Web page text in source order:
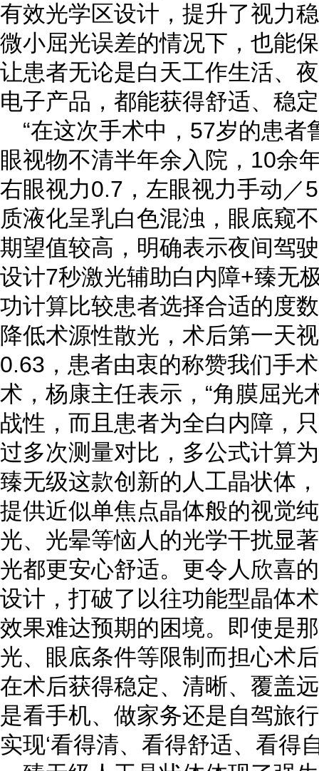
有效光学区设计，提升了视力
微小屈光误差的情况下，也能
让患者无论是白天工作生活、
电子产品，都能获得舒适、稳
“在这次手术中，57岁的患
眼视物不清半年余入院，10余
右眼视力0.7，左眼视力手动／
质液化呈乳白色混浊，眼底窥
期望值较高，明确表示夜间驾
设计7秒激光辅助白内障+臻无
功计算比较患者选择合适的度
降低术源性散光，术后第一天
0.63，患者由衷的称赞我们手
术，杨康主任表示，“角膜屈光
战性，而且患者为全白内障，
过多次测量对比，多公式计算
臻无级这款创新的人工晶状体
提供近似单焦点晶体般的视觉
光、光晕等恼人的光学干扰显
光都更安心舒适。更令人欣喜
设计，打破了以往功能型晶体
效果难达预期的困境。即使是
光、眼底条件等限制而担心术
在术后获得稳定、清晰、覆盖
是看手机、做家务还是自驾旅
实现‘看得清、看得舒适、看得